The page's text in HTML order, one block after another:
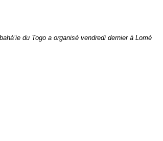
du Togo a organisé vendredi dernier à Lomé